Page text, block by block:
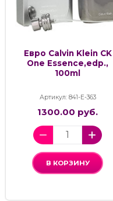
Евро Calvin Klein CK
One Essence,edp.,
100ml
Артикул: 841-Е-363
1300.00 руб.
В КОРЗИНУ